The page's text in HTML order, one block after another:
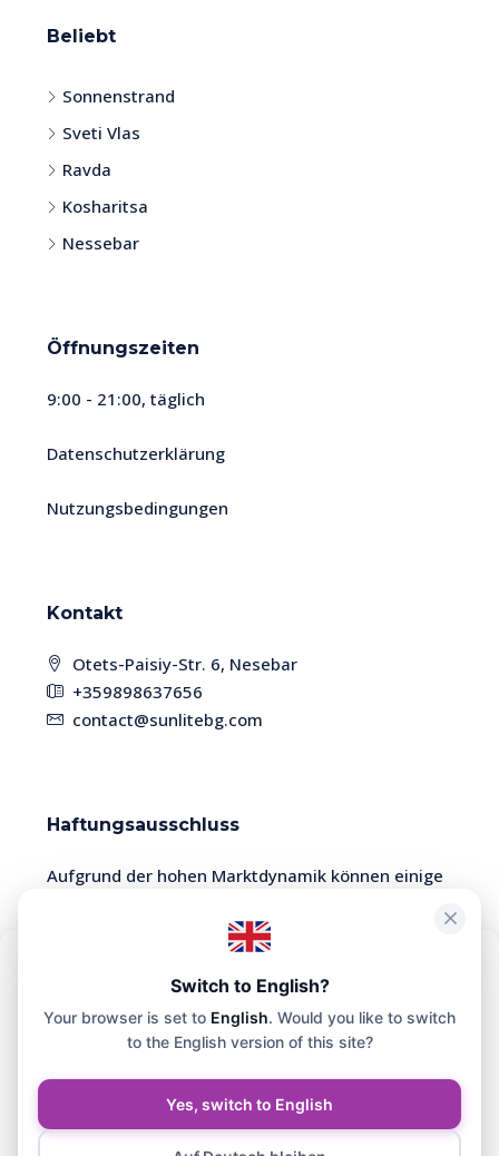
Um das bestmögliche Erlebnis zu bieten, verwenden wir Technologien
wie Cookies, um Geräteinformationen zu speichern und/oder darauf
zuzugreifen. Die Zustimmung zu diesen Technologien ermöglicht es
uns, Daten wie das Surfverhalten oder eindeutige IDs auf dieser
Akzeptieren
Beliebt
Sonnenstrand
Sveti Vlas
Ravda
Kosharitsa
Nessebar
Öffnungszeiten
9:00 - 21:00, täglich
Datenschutzerklärung
Nutzungsbedingungen
Kontakt
Otets-Paisiy-Str. 6, Nesebar
+359898637656
contact@sunlitebg.com
Haftungsausschluss
Aufgrund der hohen Marktdynamik können einige
Sie die Verfügbarkeit und Aktualität der
Informationen bei einem Manager.
© SunliteBG - Alle Rechte vorbehalten. Die Website wurde
von SER SCHEMA EOOD entwickelt und wird von ihr
gepflegt.
Switch to English?
Your browser is set to English. Would you like to switch
to the English version of this site?
Yes, switch to English